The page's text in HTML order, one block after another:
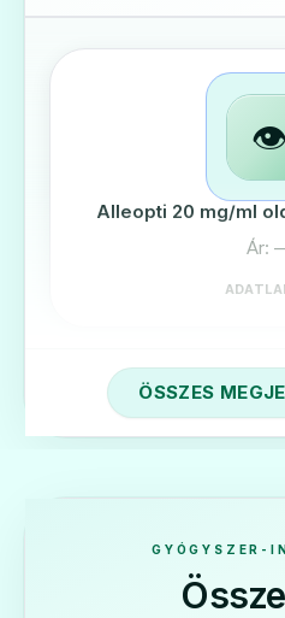
👁️
Alleopti 20 mg/ml
Ár:
Ár:
ÖSSZES
GYÓGYSZER-